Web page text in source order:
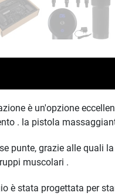
è un'opzione
. la pistola
punte, grazie alle quali
muscolari .
è stata progettata per